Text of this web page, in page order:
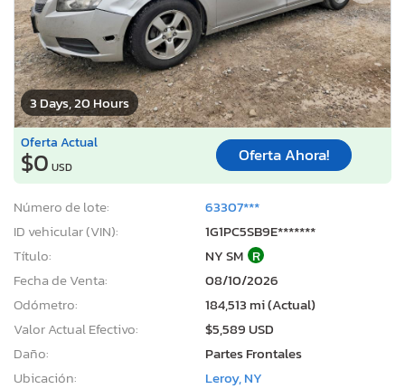
3 Days, 20 Hours
Oferta Actual
$0 USD
Oferta Ahora!
Número de lote:
63307***
ID vehicular (VIN):
1G1PC5SB9E*******
Título:
NY SM R
Fecha de Venta:
08/10/2026
Odómetro:
184,513 mi (Actual)
Valor Actual Efectivo:
$5,589 USD
Daño:
Partes Frontales
Ubicación:
Leroy, NY